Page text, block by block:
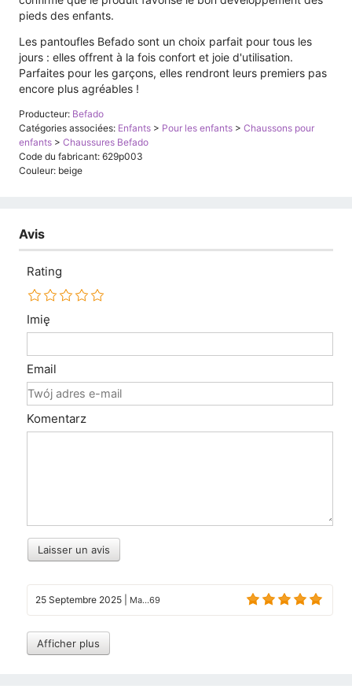
pieds des enfants.
Les pantoufles Befado sont un choix parfait pour tous les
jours : elles offrent à la fois confort et joie d'utilisation.
Parfaites pour les garçons, elles rendront leurs premiers pas
encore plus agréables !
Producteur: Befado
Catégories associées: Enfants > Pour les enfants > Chaussons pour
enfants > Chaussures Befado
Code du fabricant: 629p003
Couleur: beige
Avis
Rating
Imię
Email
Komentarz
Laisser un avis
25 Septembre 2025 Ma...69
Afficher plus